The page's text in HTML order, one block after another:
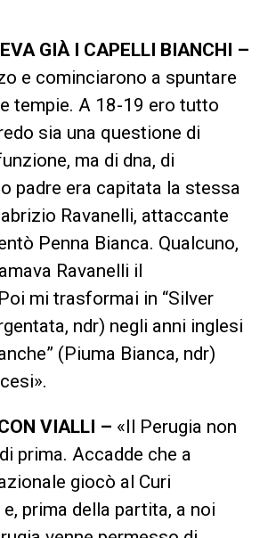
GIÀ I CAPELLI BIANCHI –
e cominciarono a spuntare
tempie. A 18-19 ero tutto
sia una questione di
ma di dna, di
padre era capitata la stessa
Ravanelli, attaccante
Penna Bianca. Qualcuno,
Ravanelli il
mi trasformai in “Silver
ndr) negli anni inglesi
(Piuma Bianca, ndr)
VIALLI – «Il Perugia non
prima. Accadde che a
giocò al Curi
e, prima della partita, a noi